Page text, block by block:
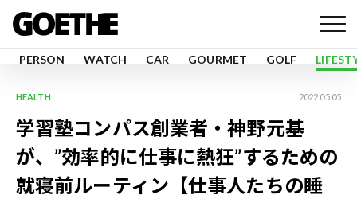
PERSON WATCH CAR GOURMET GOLF
HEALTH 2022.05.05
学習塾コンパス創業者・神野元基
が、”効率的に仕事に熱狂”するための
就寝前ルーティン【仕事人たちの睡